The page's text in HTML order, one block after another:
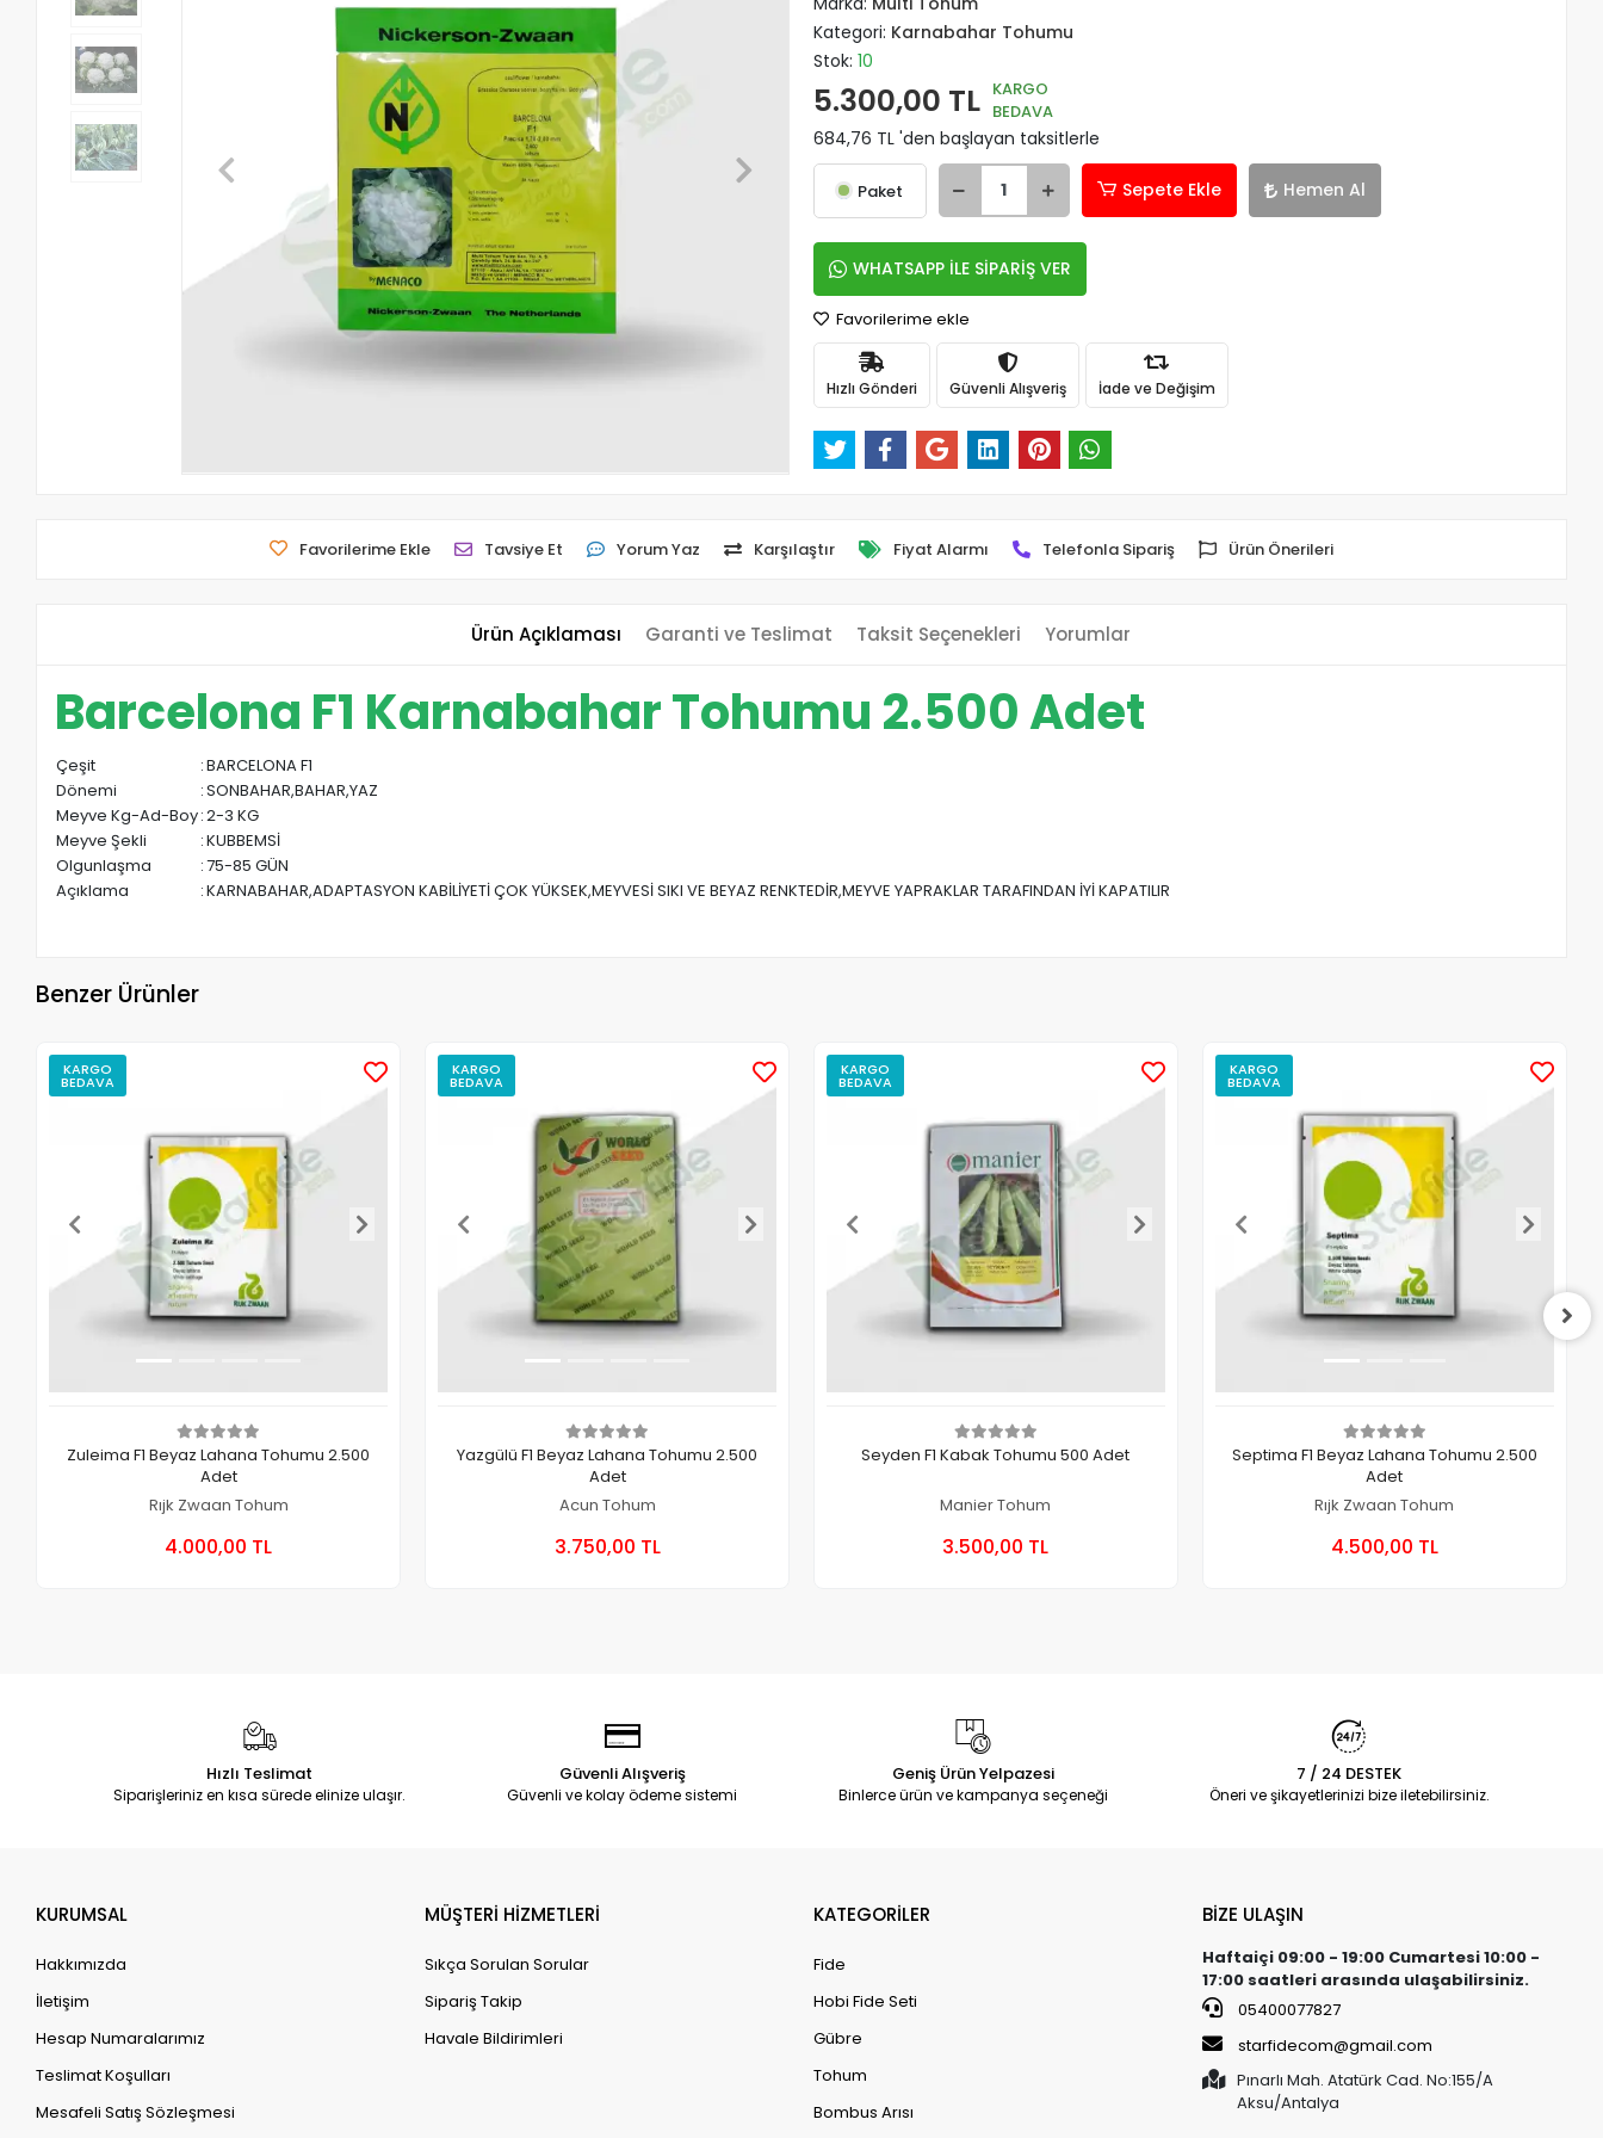
Kategori: Karnabahar Tohumu
Stok: 10
5.300,00 TL KARGO
BEDAVA
684,76 TL 'den başlayan taksitlerle
Paket Sepete Ekle Hemen Al
WHATSAPP İLE SİPARİŞ VER
Favorilerime ekle
Hızlı Gönderi Güvenli Alışveriş İade ve Değişim
Favorilerime Ekle Tavsiye Et Yorum Yaz Karşılaştır Fiyat Alarmı Telefonla Sipariş Ürün Önerileri
Ürün Açıklaması Garanti ve Teslimat Taksit Seçenekleri Yorumlar
Barcelona F1 Karnabahar Tohumu 2.500 Adet
Çeşit :BARCELONA F1
Dönemi
:SONBAHAR,BAHAR,YAZ
Meyve Kg-Ad-Boy:2-3 KG
Meyve Şekli
:KUBBEMSİ
Olgunlaşma
:75-85 GÜN
Açıklama
:KARNABAHAR,ADAPTASYON KABİLİYETİ ÇOK YÜKSEK,MEYVESİ SIKI VE BEYAZ RENKTEDİR,MEYVE YAPRAKLAR TARAFINDAN İYİ KAPATILIR
Benzer Ürünler
KARGO
BEDAVA
Zuleima F1 Beyaz Lahana Tohumu 2.500
Adet
Rıjk Zwaan Tohum
4.000,00 TL
KARGO
BEDAVA
Yazgülü F1 Beyaz Lahana Tohumu 2.500
Adet
Acun Tohum
3.750,00 TL
KARGO
BEDAVA
Seyden F1 Kabak Tohumu 500 Adet
Manier Tohum
3.500,00 TL
KARGO
BEDAVA
Septima F1 Beyaz Lahana Tohumu 2.500
Adet
Rıjk Zwaan Tohum
4.500,00 TL
Hızlı Teslimat
Siparişleriniz en kısa sürede elinize ulaşır.
Güvenli Alışveriş
Güvenli ve kolay ödeme sistemi
Geniş Ürün Yelpazesi
Binlerce ürün ve kampanya seçeneği
7 / 24 DESTEK
Öneri ve şikayetlerinizi bize iletebilirsiniz.
KURUMSAL
Hakkımızda
İletişim
Hesap Numaralarımız
Teslimat Koşulları
Mesafeli Satış Sözleşmesi
MÜŞTERİ HİZMETLERİ
Sıkça Sorulan Sorular
Sipariş Takip
Havale Bildirimleri
KATEGORİLER
Fide
Hobi Fide Seti
Gübre
Tohum
Bombus Arısı
BİZE ULAŞIN
Haftaiçi 09:00 - 19:00 Cumartesi 10:00 -
17:00 saatleri arasında ulaşabilirsiniz.
05400077827
starfidecom@gmail.com
Pınarlı Mah. Atatürk Cad. No:155/A
Aksu/Antalya